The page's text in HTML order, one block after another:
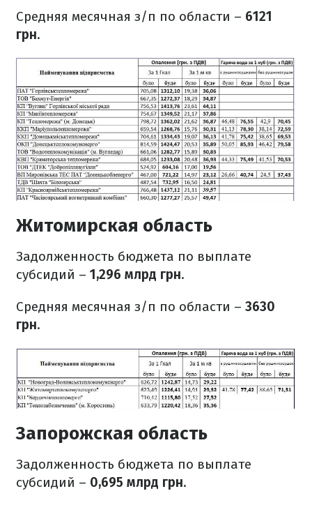
Средняя месячная з/п по области – 6121
грн.
Житомирская область
Задолженность бюджета по выплате
субсидий – 1,296 млрд грн.
Средняя месячная з/п по области – 3630
грн.
Запорожская область
Задолженность бюджета по выплате
субсидий – 0,695 млрд грн.